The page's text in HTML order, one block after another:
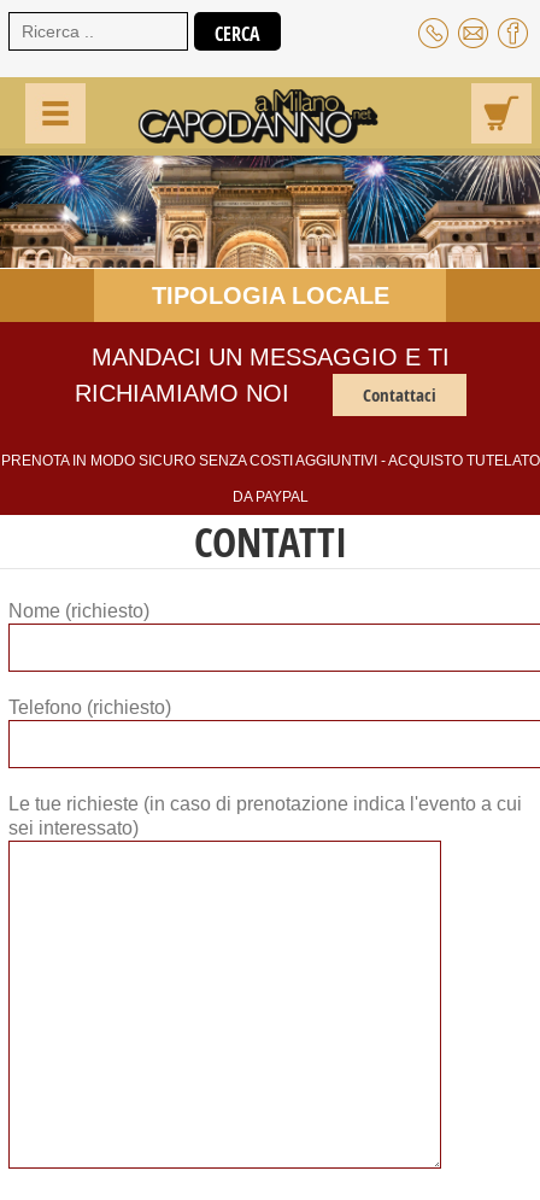
TIPOLOGIA LOCALE
MANDACI UN MESSAGGIO E TI
RICHIAMIAMO NOI
Contattaci
PRENOTA IN MODO SICURO SENZA COSTI AGGIUNTIVI - ACQUISTO TUTELATO
DA PAYPAL
CONTATTI
Nome (richiesto)
Telefono (richiesto)
Le tue richieste (in caso di prenotazione indica l'evento a cui
sei interessato)